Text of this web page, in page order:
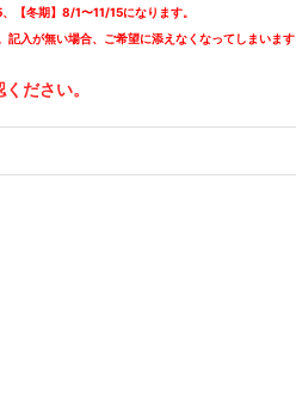
冬期】8/1〜11/15になります。
が無い場合、ご希望に添えなくなってしまいます
ださい。